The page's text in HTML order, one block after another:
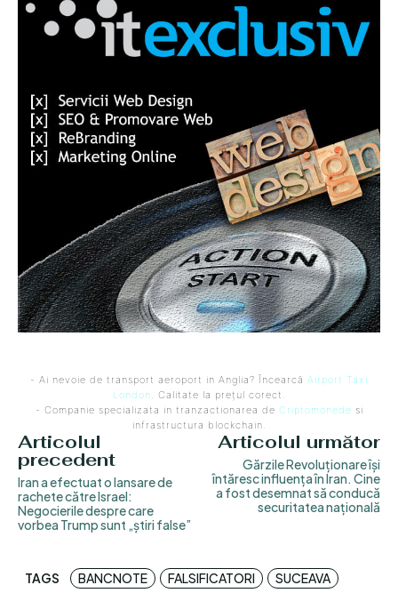
- Ai nevoie de transport aeroport in Anglia? Încearcă Airport Taxi
London. Calitate la prețul corect.
- Companie specializata in tranzactionarea de Criptomonede si
infrastructura blockchain.
Articolul
precedent
Iran a efectuat o lansare de
rachete către Israel:
Negocierile despre care
vorbea Trump sunt „știri false”
Articolul următor
Gărzile Revoluționare își
întăresc influența în Iran. Cine
a fost desemnat să conducă
securitatea națională
TAGS BANCNOTE FALSIFICATORI SUCEAVA